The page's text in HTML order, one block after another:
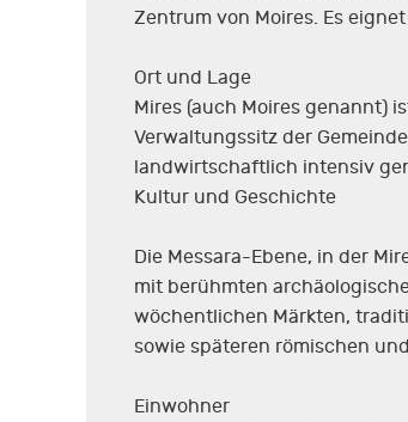
Zentrum von Moires. Es
Ort und Lage
Mires (auch Moires genannt)
Verwaltungssitz der
landwirtschaftlich intensiv
Kultur und Geschichte
Die Messara-Ebene, in der
mit berühmten
wöchentlichen Märkten,
sowie späteren römischen
Einwohner